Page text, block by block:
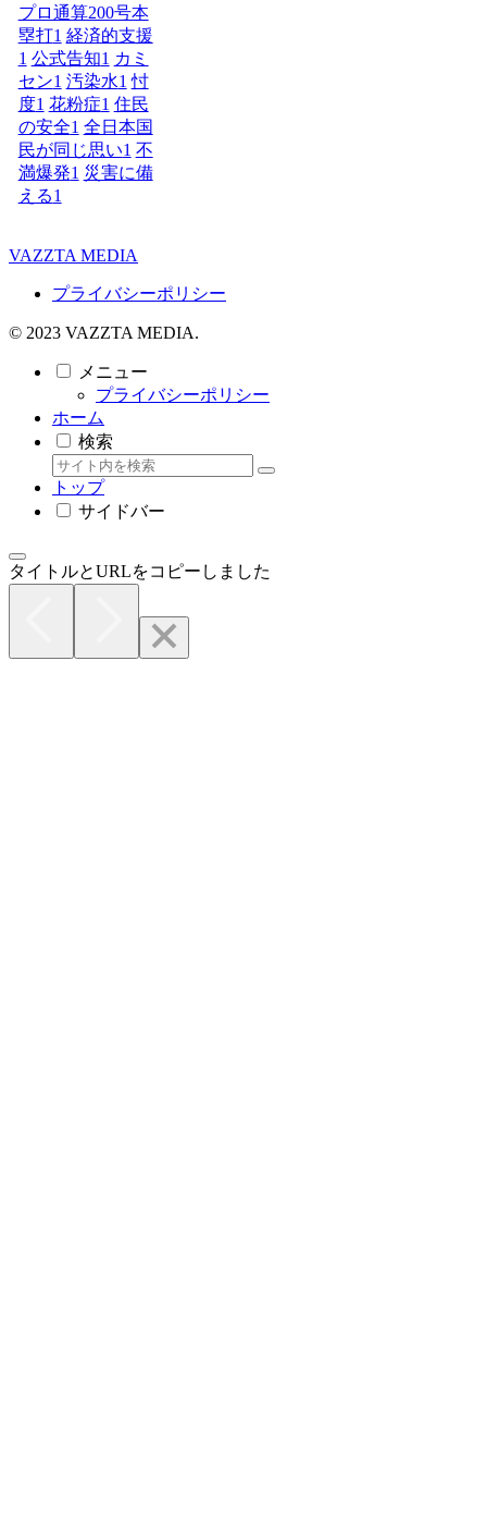
プロ通算200号本
塁打1 経済的支援
1 公式告知1 カミ
セン1 汚染水1 忖
度1 花粉症1 住民
の安全1 全日本国
民が同じ思い1 不
満爆発1 災害に備
える1
VAZZTA MEDIA
プライバシーポリシー
© 2023 VAZZTA MEDIA.
メニュー
プライバシーポリシー
ホーム
検索
トップ
サイドバー
タイトルとURLをコピーしました